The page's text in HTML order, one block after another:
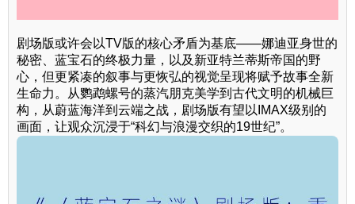
剧场版或许会以TV版的核心矛盾为基底——娜迪亚身世的
秘密、蓝宝石的终极力量，以及新亚特兰蒂斯帝国的野
心，但更紧凑的叙事与更恢弘的视觉呈现将赋予故事全新
生命力。从鹦鹉螺号的蒸汽朋克美学到古代文明的机械巨
构，从蔚蓝海洋到云端之战，剧场版有望以IMAX级别的
画面，让观众沉浸于“科幻与浪漫交织的19世纪”。